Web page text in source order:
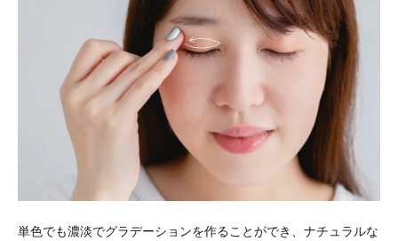
単色でも濃淡でグラデーションを作ることができ、ナチュラルな